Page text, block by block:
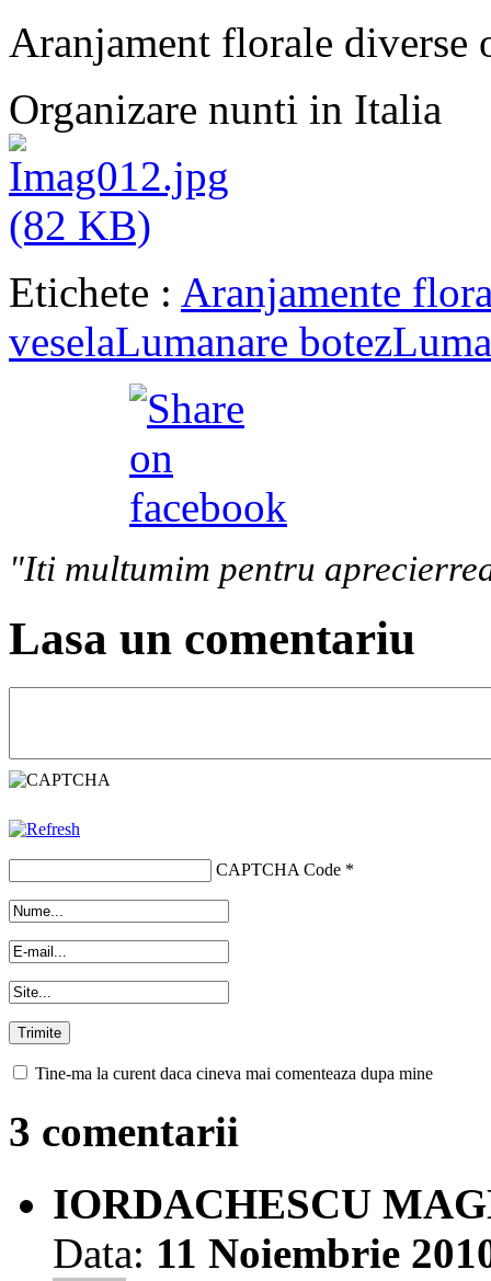
Aranjament florale diverse
Organizare nunti in Italia
Etichete : Aranjamente
veselaLumanare botez
"Iti multumim pentru
Lasa un comentariu
CAPTCHA Code *
Tine-ma la curent daca cineva mai comenteaza dupa mine
3 comentarii
IORDACHESCU
Data: 11 Noiembrie